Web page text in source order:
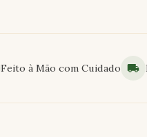
Feito à Mão com Cuidado